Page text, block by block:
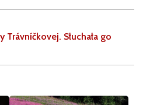
Słuchała go